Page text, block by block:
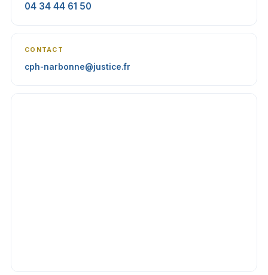
04 34 44 61 50
CONTACT
cph-narbonne@justice.fr